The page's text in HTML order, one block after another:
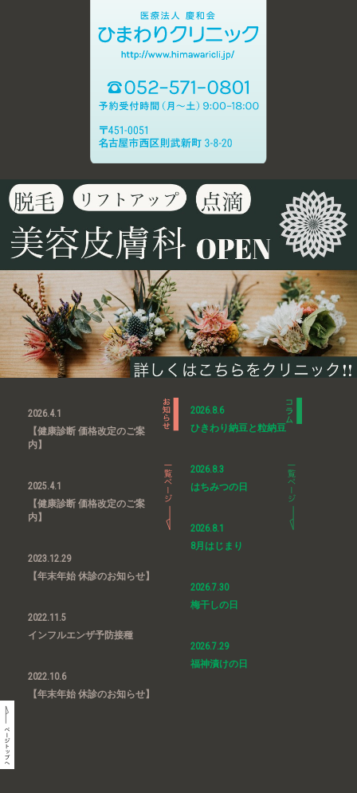
2026.4.1
【健康診断 価格改定のご案
内】
2025.4.1
【健康診断 価格改定のご案
内】
2023.12.29
【年末年始 休診のお知らせ】
2022.11.5
インフルエンザ予防接種
2022.10.6
【年末年始 休診のお知らせ】
2026.8.6
ひきわり納豆と粒納豆
2026.8.3
はちみつの日
2026.8.1
8月はじまり
2026.7.30
梅干しの日
2026.7.29
福神漬けの日